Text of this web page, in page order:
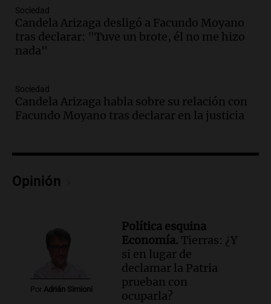
Editorial
Episodios
Audio.Lanzaron una campaña para que
niños con cáncer reciban regalos por el
Episodios
Audio.Ganó una beca en la secundaria,
se mudó a Córdoba y hoy lleva la
La Argentina Posible
Audio.
Audio.
Walter Mazzanti en Cadena 3
Rosario: "Vamos a estar entre los
primeros ocho"
Sociedad
Candela Arizaga desligó a Facundo Moyano
tras declarar: "Tuve un brote, él no me hizo
nada"
Sociedad
Candela Arizaga habla sobre su relación con
Facundo Moyano tras declarar en la justicia
Opinión
Por Adrián Simioni
Política esquina
Economía. Tierras: ¿Y
si en lugar de
declamar la Patria
prueban con
ocuparla?